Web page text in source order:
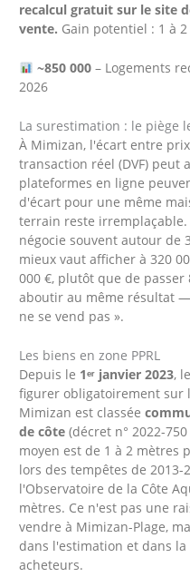
recalcul gratuit sur le site
vente. Gain potentiel : 1 à
~850 000– Logements
2026
La surestimation : le piège
À Mimizan, l'écart entre
transaction réel (DVF) peut
plateformes en ligne
d'écart pour une même
terrain reste irremplaçable.
négocie souvent autour de
mieux vaut afficher à 320
000 €, plutôt que de
aboutir au même résultat
ne se vend pas ».
Les biens en zone PPRL
Depuis le 1ᵉʳ janvier 2023,
figurer obligatoirement sur
Mimizan est classée
de côte (décret n° 2022-
moyen est de 1 à 2 mètres
lors des tempêtes de 2013-
l'Observatoire de la Côte
mètres. Ce n'est pas une
vendre à Mimizan-Plage,
dans l'estimation et dans
acheteurs.